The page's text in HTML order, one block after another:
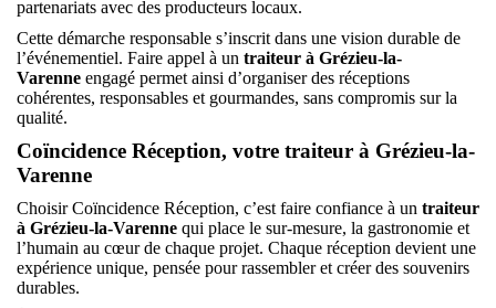
partenariats avec des producteurs locaux.
Cette démarche responsable s’inscrit dans une vision durable de
l’événementiel. Faire appel à un traiteur à Grézieu-la-
Varenne engagé permet ainsi d’organiser des réceptions
cohérentes, responsables et gourmandes, sans compromis sur la
qualité.
Coïncidence Réception, votre traiteur à Grézieu-la-
Varenne
Choisir Coïncidence Réception, c’est faire confiance à un traiteur
à Grézieu-la-Varenne qui place le sur-mesure, la gastronomie et
l’humain au cœur de chaque projet. Chaque réception devient une
expérience unique, pensée pour rassembler et créer des souvenirs
durables.